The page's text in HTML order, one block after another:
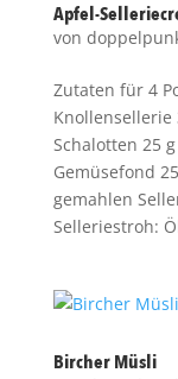
Apfel-
von
Zutaten für 4
Knollensellerie
Schalotten 25
Gemüsefond
gemahlen
Selleriestroh:
Bircher Müsli